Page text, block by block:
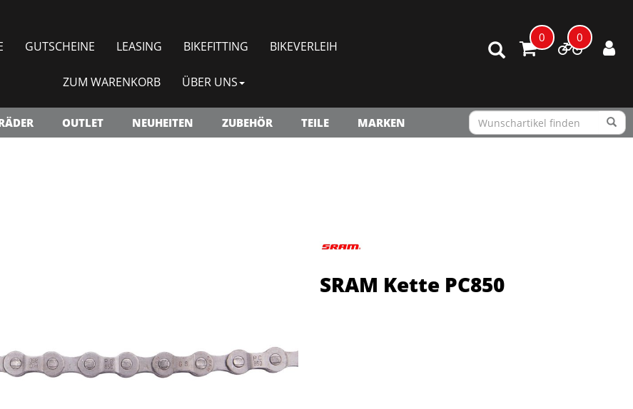
0 0
GUTSCHEINE LEASING BIKEFITTING BIKEVERLEIH
ZUM WARENKORB ÜBER UNS
OUTLET NEUHEITEN ZUBEHÖR TEILE MARKEN
SRAM Kette PC850